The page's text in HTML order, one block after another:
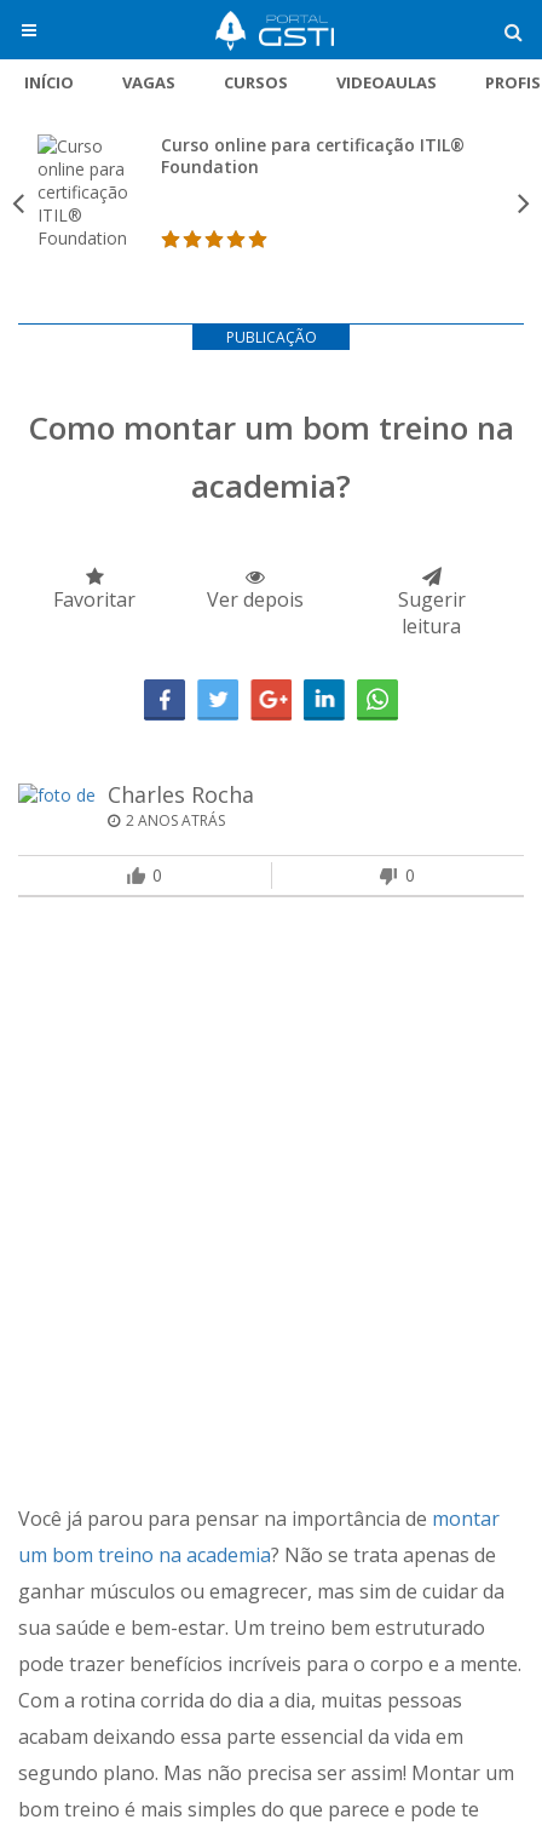
INÍCIO VAGAS CURSOS VIDEOAULAS
Curso online para certificação ITIL®
Foundation
PUBLICAÇÃO
Como montar um bom treino na
academia?
Favoritar Ver depois
Sugerir
leitura
Charles Rocha
2 ANOS ATRÁS
0 0
Você já parou para pensar na importância de montar
um bom treino na academia? Não se trata apenas de
ganhar músculos ou emagrecer, mas sim de cuidar da
sua saúde e bem-estar. Um treino bem estruturado
pode trazer benefícios incríveis para o corpo e a mente.
Com a rotina corrida do dia a dia, muitas pessoas
acabam deixando essa parte essencial da vida em
segundo plano. Mas não precisa ser assim! Montar um
bom treino é mais simples do que parece e pode te